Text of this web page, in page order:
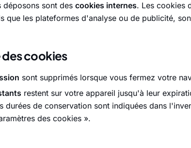
déposons sont des cookies internes. Les cookies
que les plateformes d'analyse ou de publicité,
des cookies
sont supprimés lorsque vous fermez votre
restent sur votre appareil jusqu'à leur
durées de conservation sont indiquées dans
des cookies ».